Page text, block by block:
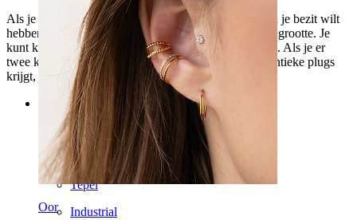
Oor
Als je dus graag deze mooie plug van exotisch hout in je bezit wilt
hebben, begin dan met het selecteren van je gewenste grootte. Je
kunt kiezen uit groottes vanaf 8 mm tot en met 25 mm. Als je er
twee koopt, denk er dan wel aan dat je nooit twee identieke plugs
krijgt, ondanks dat ze van dezelfde grootte zijn.
Categorieën
Navel
Lip
Tepel
Industrial